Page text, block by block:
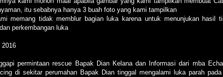
itu sebabnya hanya 3 buah foto yang kami tampilkan
memang tidak memblur bagian luka karena untuk menunjukan hasil
perkembangan luka
2016
permintaan rescue Bapak Dian Kelana dan Informasi dari mba
di sekitar perumahan Bapak Dian tinggal mengalami luka parah pada